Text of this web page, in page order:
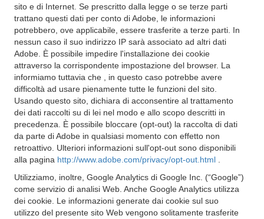
sito e di Internet. Se prescritto dalla legge o se terze parti
trattano questi dati per conto di Adobe, le informazioni
potrebbero, ove applicabile, essere trasferite a terze parti. In
nessun caso il suo indirizzo IP sarà associato ad altri dati
Adobe. È possibile impedire l'installazione dei cookie
attraverso la corrispondente impostazione del browser. La
informiamo tuttavia che , in questo caso potrebbe avere
difficoltà ad usare pienamente tutte le funzioni del sito.
Usando questo sito, dichiara di acconsentire al trattamento
dei dati raccolti su di lei nel modo e allo scopo descritti in
precedenza. È possibile bloccare (opt-out) la raccolta di dati
da parte di Adobe in qualsiasi momento con effetto non
retroattivo. Ulteriori informazioni sull'opt-out sono disponibili
alla pagina http://www.adobe.com/privacy/opt-out.html
Utilizziamo, inoltre, Google Analytics di Google Inc. (“Google”)
come servizio di analisi Web. Anche Google Analytics utilizza
dei cookie. Le informazioni generate dai cookie sul suo
utilizzo del presente sito Web vengono solitamente trasferite